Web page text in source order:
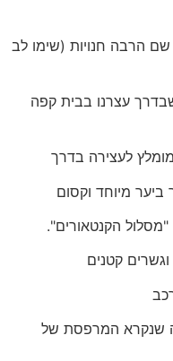
הרבה חנויות (שימו לב
עצרנו בבית קפה
לעצירה בדרך
מיוחד וקסום
קטנים
שנקרא המרפסת של